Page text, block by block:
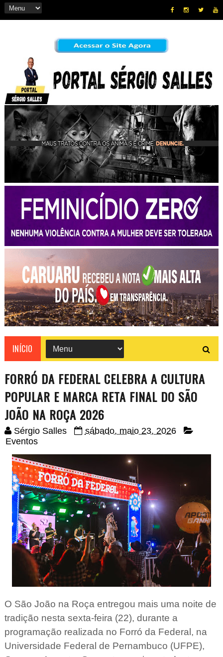
INÍCIO
FORRÓ DA FEDERAL CELEBRA A CULTURA
POPULAR E MARCA RETA FINAL DO SÃO
JOÃO NA ROÇA 2026
Sérgio Salles
sábado, maio 23, 2026
Eventos
O São João na Roça entregou mais uma noite de
tradição nesta sexta-feira (22), durante a
programação realizada no Forró da Federal, na
Universidade Federal de Pernambuco (UFPE),